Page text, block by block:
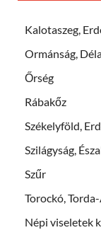
Kalotaszeg,
Ormánság,
Őrség
Rábakőz
Székelyföld,
Szilágyság,
Szűr
Torockó,
Népi viseletek